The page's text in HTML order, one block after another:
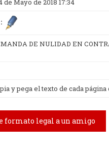
de Mayo de 2018 17:34
DE NULIDAD EN
y pega el texto de cada
formato legal a un amigo